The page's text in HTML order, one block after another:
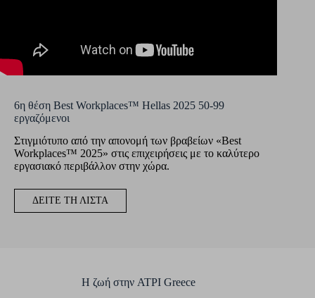
6η θέση Best Workplaces™ Hellas 2025 50-99
εργαζόμενοι
Στιγμιότυπο από την απονομή των βραβείων «Best
Workplaces™ 2025» στις επιχειρήσεις με το καλύτερο
εργασιακό περιβάλλον στην χώρα.
ΔΕΙΤΕ ΤΗ ΛΙΣΤΑ
Η ζωή στην ATPI Greece